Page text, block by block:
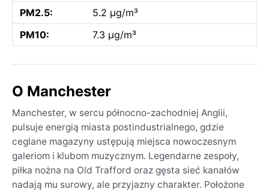
PM2.5:
5.2 µg/m³
PM10:
7.3 µg/m³
O Manchester
Manchester, w sercu północno-zachodniej Anglii,
pulsuje energią miasta postindustrialnego, gdzie
ceglane magazyny ustępują miejsca nowoczesnym
galeriom i klubom muzycznym. Legendarne zespoły,
piłka nożna na Old Trafford oraz gęsta sieć kanałów
nadają mu surowy, ale przyjazny charakter. Położone